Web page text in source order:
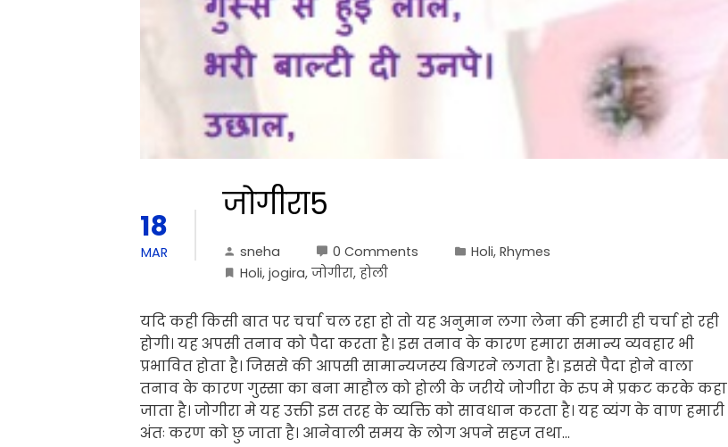
18
MAR
जोगीरा5
sneha 0 Comments Holi, Rhymes
Holi, jogira, जोगीरा, होली
यदि कही किसी बात पर चर्चा चल रहा हो तो यह अनुमान लगा लेना की हमारी ही चर्चा हो रही
होगी। यह अपसी तनाव को पैदा करता है। इस तनाव के कारण हमारा समान्य व्यवहार भी
प्रभावित होता है। जिससे की आपसी सामान्यजस्य बिगरने लगता है। इससे पैदा होने वाला
तनाव के कारण गुस्सा का बना माहौल को होली के जरीये जोगीरा के रुप मे प्रकट करके कहा
जाता है। जोगीरा मे यह उक्ती इस तरह के व्यक्ति को सावधान करता है। यह व्यंग के वाण हमारी
अंतः करण को छु जाता है। आनेवाली समय के लोग अपने सहज तथा…